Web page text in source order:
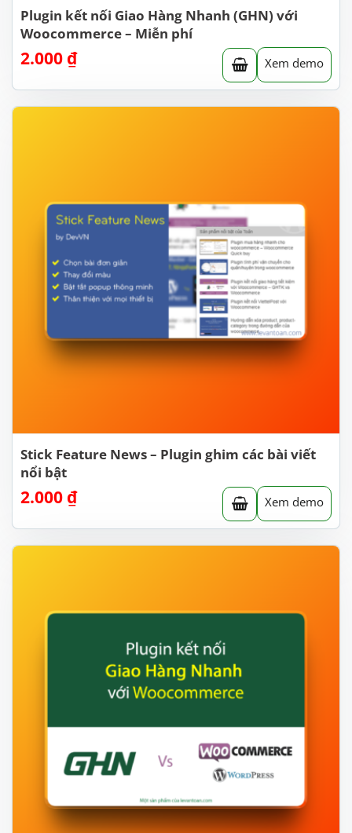
Plugin kết nối Giao Hàng Nhanh (GHN) với
Woocommerce – Miễn phí
2.000 ₫ Xem demo
Stick Feature News – Plugin ghim các bài viết
nổi bật
2.000 ₫ Xem demo